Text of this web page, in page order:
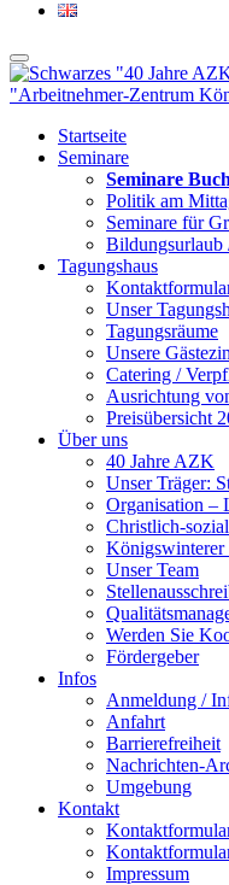
Startseite
Seminare
Seminare
Politik am
Seminare für
Bildungsurlaub
Tagungshaus
Unser
Tagungsräume
Unsere
Catering /
Ausrichtung
Preisübersicht
Über uns
40 Jahre AZK
Unser Träger:
Organisation –
Christlich-
Unser Team
Werden Sie
Fördergeber
Infos
Anmeldung /
Anfahrt
Barrierefreiheit
Nachrichten-
Umgebung
Kontakt
Impressum